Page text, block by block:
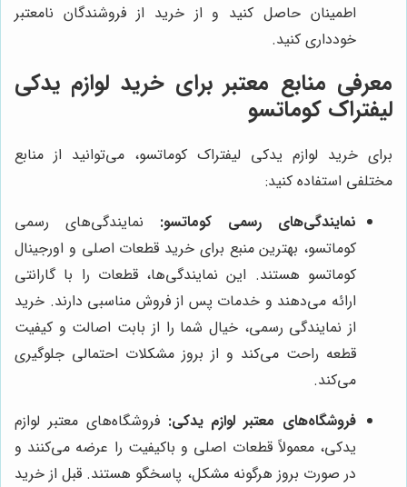
اطمینان حاصل کنید و از خرید از فروشندگان نامعتبر
خودداری کنید.
معرفی منابع معتبر برای خرید لوازم یدکی
لیفتراک کوماتسو
برای خرید لوازم یدکی لیفتراک کوماتسو، می‌توانید از منابع
مختلفی استفاده کنید:
نمایندگی‌های رسمی کوماتسو: نمایندگی‌های رسمی
کوماتسو، بهترین منبع برای خرید قطعات اصلی و اورجینال
کوماتسو هستند. این نمایندگی‌ها، قطعات را با گارانتی
ارائه می‌دهند و خدمات پس از فروش مناسبی دارند. خرید
از نمایندگی رسمی، خیال شما را از بابت اصالت و کیفیت
قطعه راحت می‌کند و از بروز مشکلات احتمالی جلوگیری
می‌کند.
فروشگاه‌های معتبر لوازم یدکی: فروشگاه‌های معتبر لوازم
یدکی، معمولاً قطعات اصلی و باکیفیت را عرضه می‌کنند و
در صورت بروز هرگونه مشکل، پاسخگو هستند. قبل از خرید